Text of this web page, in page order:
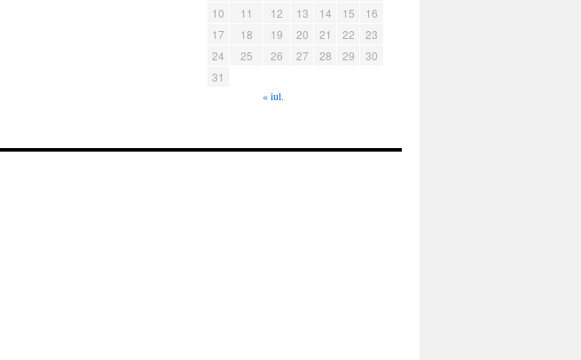
10
11 12 13 14 15
16
17
18 19 20 21 22
23
24
25 26 27 28 29
30
31
« iul.